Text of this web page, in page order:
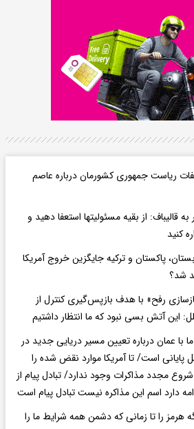
ریاست جمهوری کشورمان درباره عاصم
قالیباف: از بقیه مسئولیتها استعفا دهید و
کنید
پاکستان و ترکیه جایگزین خروج آمریکا
شد؟
رفح» با هدف بازپس‌گیری کنترل از
این آتش بسی نبود که ما انتظار داشتیم
با عمان درباره تعیین مسیر دریایی جدید در
پایانی است/ تا آمریکا موارد نقض شده را
مجدد مذاکرات وجود ندارد/ تبادل پیام از
دارد اسم این مذاکره نیست تبادل پیام است
هرمز را تا زمانی که دشمن همه‌ شرایط ما را